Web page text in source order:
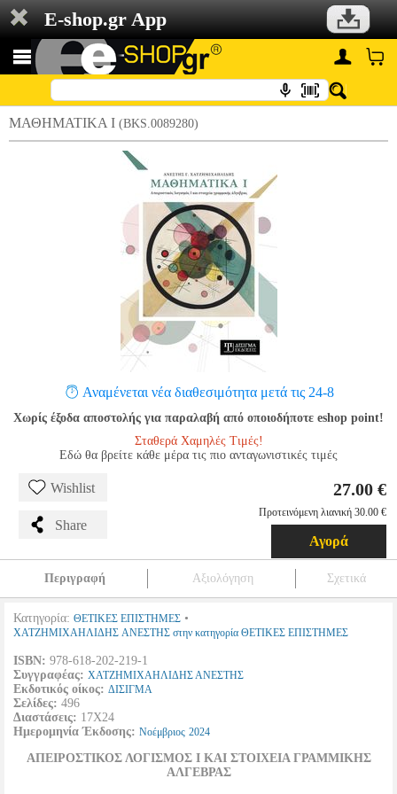
E-shop.gr App
ΜΑΘΗΜΑΤΙΚΑ Ι (BKS.0089280)
Αναμένεται νέα διαθεσιμότητα μετά τις 24-8
Χωρίς έξοδα αποστολής για παραλαβή από οποιοδήποτε eshop point!
Σταθερά Χαμηλές Τιμές!
Εδώ θα βρείτε κάθε μέρα τις πιο ανταγωνιστικές τιμές
Wishlist
Share
27.00 €
Προτεινόμενη λιανική 30.00 €
Αγορά
Περιγραφή Αξιολόγηση Σχετικά
Κατηγορία: ΘΕΤΙΚΕΣ ΕΠΙΣΤΗΜΕΣ •
ΧΑΤΖΗΜΙΧΑΗΛΙΔΗΣ ΑΝΕΣΤΗΣ στην κατηγορία ΘΕΤΙΚΕΣ ΕΠΙΣΤΗΜΕΣ
ISBN: 978-618-202-219-1
Συγγραφέας: ΧΑΤΖΗΜΙΧΑΗΛΙΔΗΣ ΑΝΕΣΤΗΣ
Εκδοτικός οίκος: ΔΙΣΙΓΜΑ
Σελίδες: 496
Διαστάσεις: 17Χ24
Ημερομηνία Έκδοσης: Νοέμβριος 2024
ΑΠΕΙΡΟΣΤΙΚΟΣ ΛΟΓΙΣΜΟΣ Ι ΚΑΙ ΣΤΟΙΧΕΙΑ ΓΡΑΜΜΙΚΗΣ
ΑΛΓΕΒΡΑΣ